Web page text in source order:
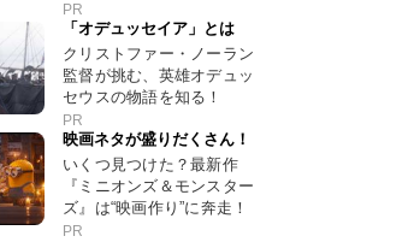
PR
「オデュッセイア」とは
クリストファー・ノーラン
監督が挑む、英雄オデュッ
セウスの物語を知る！
PR
映画ネタが盛りだくさん！
いくつ見つけた？最新作
『ミニオンズ＆モンスター
ズ』は“映画作り”に奔走！
PR